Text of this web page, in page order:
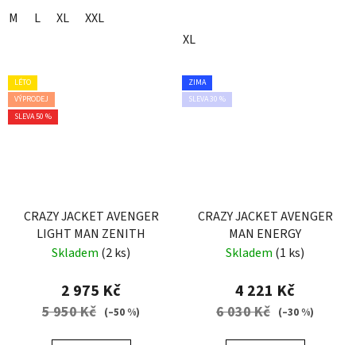
M L XL
XXL
XL
LÉTO
VÝPRODEJ
SLEVA 50 %
CRAZY JACKET AVENGER
LIGHT MAN ZENITH
Skladem (2 ks)
2 975 Kč
5 950 Kč (–50 %)
ZIMA
SLEVA 30 %
CRAZY JACKET AVENGER
MAN ENERGY
Skladem (1 ks)
4 221 Kč
6 030 Kč (–30 %)